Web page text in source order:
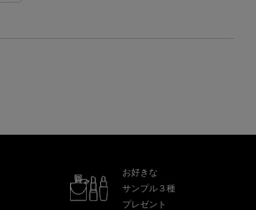
お好きな
サンプル３種
プレゼント